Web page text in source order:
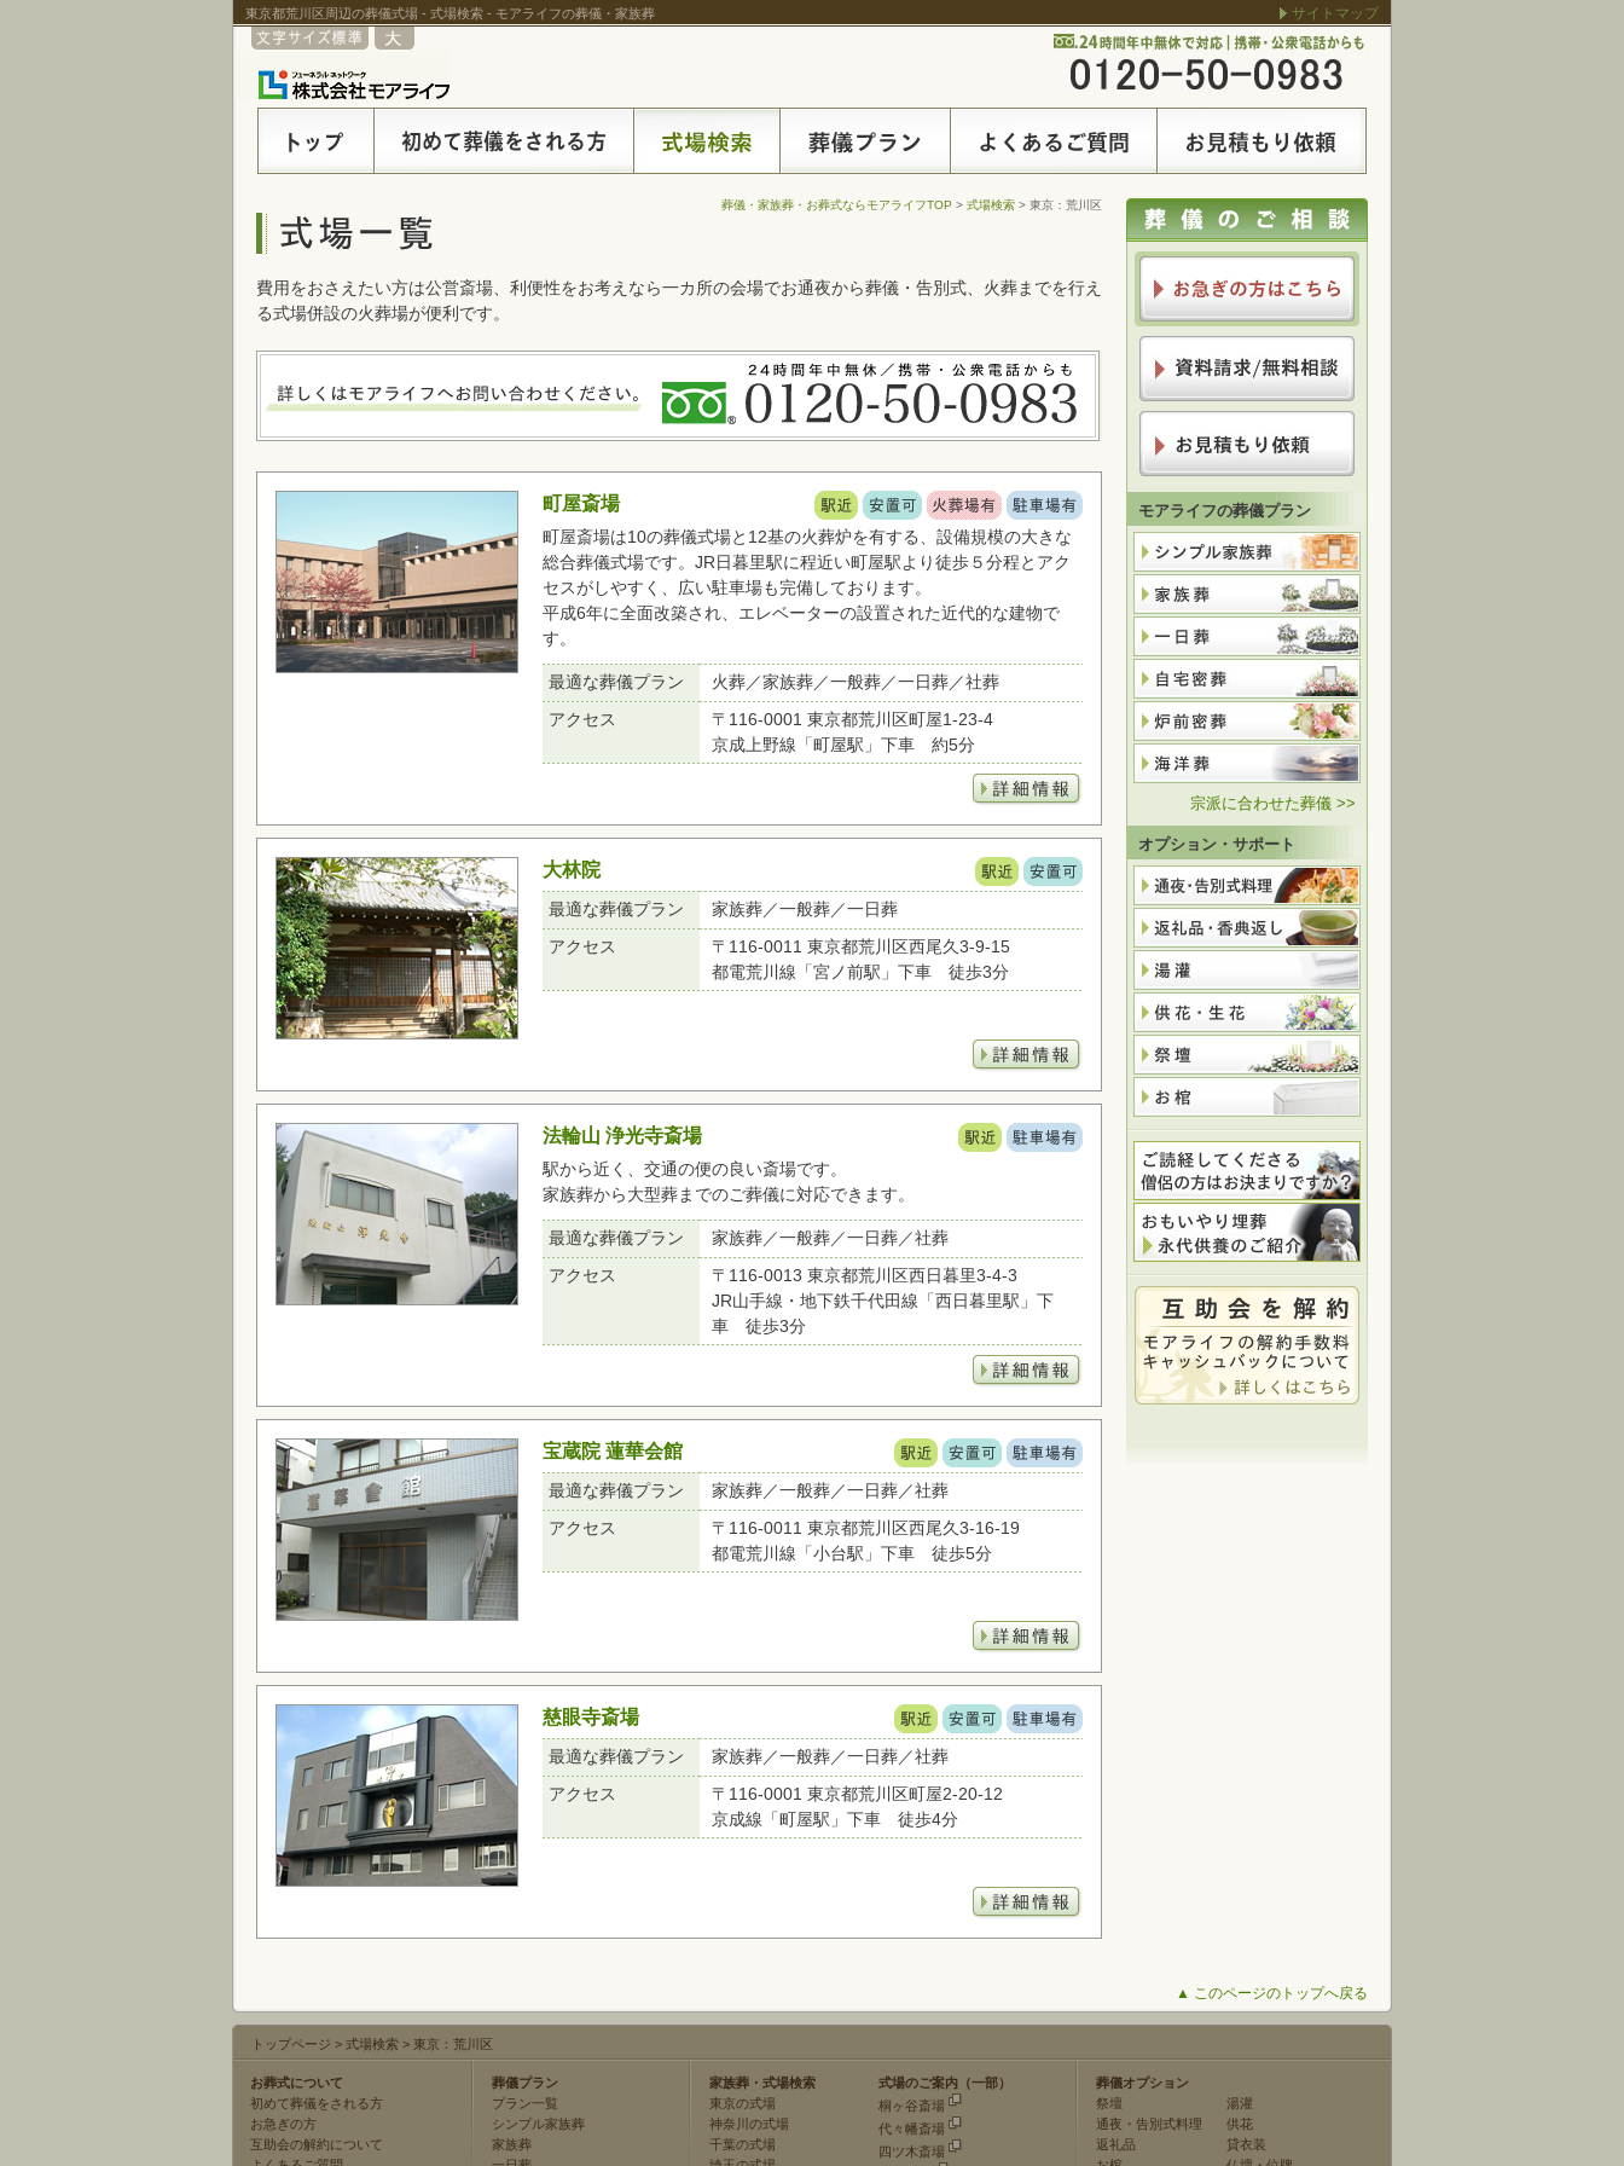
東京都荒川区周辺の葬儀式場 - 式場検索 - モアライフの葬儀・家族葬 サイトマップ
葬儀・家族葬・お葬式ならモアライフTOP > 式場検索 > 東京：荒川区
費用をおさえたい方は公営斎場、利便性をお考えなら一カ所の会場でお通夜から葬儀・告別式、火葬までを行え
る式場併設の火葬場が便利です。
町屋斎場
町屋斎場は10の葬儀式場と12基の火葬炉を有する、設備規模の大きな
総合葬儀式場です。JR日暮里駅に程近い町屋駅より徒歩５分程とアク
セスがしやすく、広い駐車場も完備しております。
平成6年に全面改築され、エレベーターの設置された近代的な建物で
す。
最適な葬儀プラン
火葬／家族葬／一般葬／一日葬／社葬
アクセス
〒116-0001 東京都荒川区町屋1-23-4
京成上野線「町屋駅」下車 約5分
大林院
最適な葬儀プラン
家族葬／一般葬／一日葬
アクセス
〒116-0011 東京都荒川区西尾久3-9-15
都電荒川線「宮ノ前駅」下車 徒歩3分
法輪山 浄光寺斎場
駅から近く、交通の便の良い斎場です。
家族葬から大型葬までのご葬儀に対応できます。
最適な葬儀プラン
家族葬／一般葬／一日葬／社葬
アクセス
〒116-0013 東京都荒川区西日暮里3-4-3
JR山手線・地下鉄千代田線「西日暮里駅」下
車 徒歩3分
宝蔵院 蓮華会館
最適な葬儀プラン
家族葬／一般葬／一日葬／社葬
アクセス
〒116-0011 東京都荒川区西尾久3-16-19
都電荒川線「小台駅」下車 徒歩5分
慈眼寺斎場
最適な葬儀プラン
家族葬／一般葬／一日葬／社葬
アクセス
〒116-0001 東京都荒川区町屋2-20-12
京成線「町屋駅」下車 徒歩4分
モアライフの葬儀プラン
宗派に合わせた葬儀 >>
オプション・サポート
▲ このページのトップへ戻る
トップページ > 式場検索 > 東京：荒川区
お葬式について
初めて葬儀をされる方
お急ぎの方
互助会の解約について
葬儀プラン
プラン一覧
シンプル家族葬
家族葬
家族葬・式場検索
東京の式場
神奈川の式場
千葉の式場
式場のご案内（一部）
桐ヶ谷斎場
代々幡斎場
四ツ木斎場
葬儀オプション
祭壇
通夜・告別式料理
返礼品
湯灌
供花
貸衣装